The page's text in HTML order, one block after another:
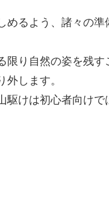
めるよう、諸々の準
限り自然の姿を残す
します。
駆けは初心者向けで